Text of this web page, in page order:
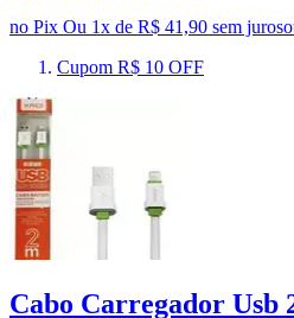
no Pix Ou 1x de R$ 41,90 sem juros
Cupom R$ 10 OFF
Cabo Carregador Usb